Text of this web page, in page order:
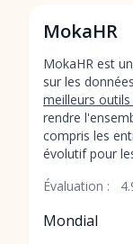
MokaHR
MokaHR est
sur les
meilleurs
rendre
compris les
évolutif pour
Évaluation :
Mondial